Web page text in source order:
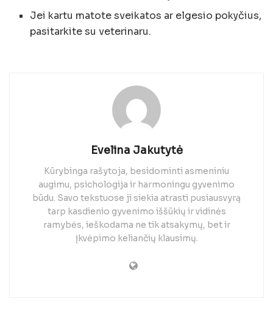
Jei kartu matote sveikatos ar elgesio pokyčius,
pasitarkite su veterinaru.
Evelina Jakutytė
Kūrybinga rašytoja, besidominti asmeniniu
augimu, psichologija ir harmoningu gyvenimo
būdu. Savo tekstuose ji siekia atrasti pusiausvyrą
tarp kasdienio gyvenimo iššūkių ir vidinės
ramybės, ieškodama ne tik atsakymų, bet ir
įkvėpimo keliančių klausimų.